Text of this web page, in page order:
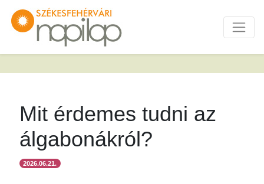
Mit érdemes tudni az
álgabonákról?
2026.06.21.